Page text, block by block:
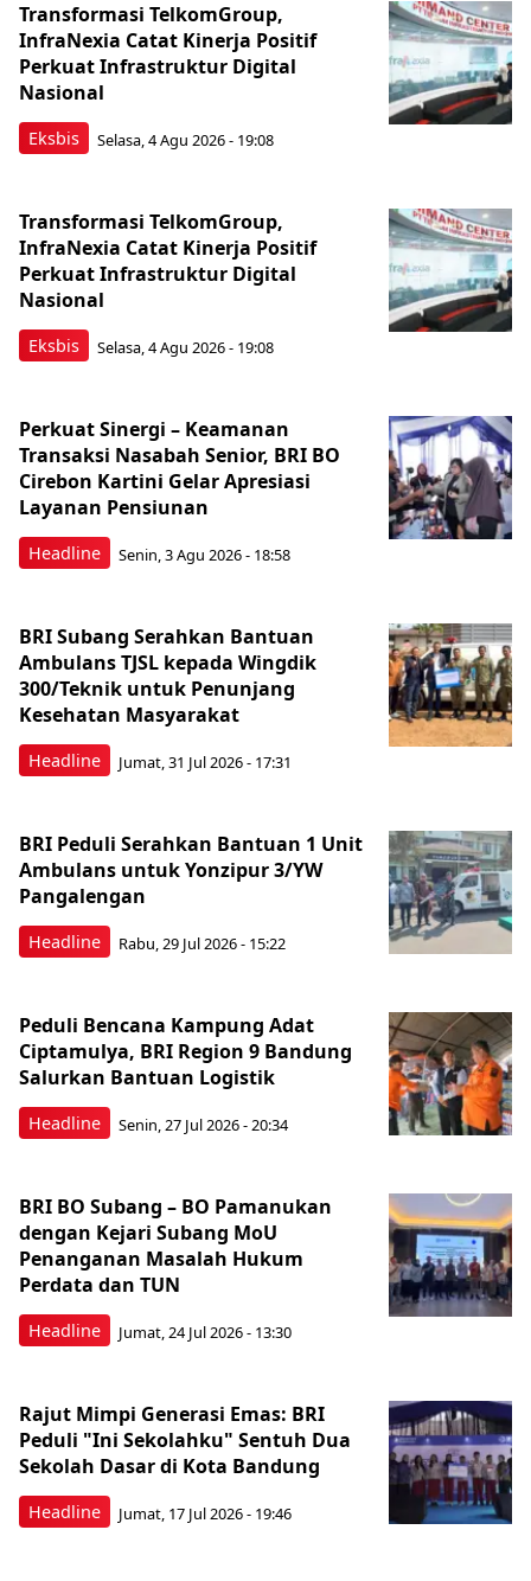
Eksbis
Transformasi TelkomGroup,
InfraNexia Catat Kinerja Positif
Perkuat Infrastruktur Digital
Nasional
Selasa, 4 Agu 2026 - 19:08
Eksbis
Transformasi TelkomGroup,
InfraNexia Catat Kinerja Positif
Perkuat Infrastruktur Digital
Nasional
Selasa, 4 Agu 2026 - 19:08
Headline
Perkuat Sinergi – Keamanan
Transaksi Nasabah Senior, BRI BO
Cirebon Kartini Gelar Apresiasi
Layanan Pensiunan
Senin, 3 Agu 2026 - 18:58
Headline
BRI Subang Serahkan Bantuan
Ambulans TJSL kepada Wingdik
300/Teknik untuk Penunjang
Kesehatan Masyarakat ​
Jumat, 31 Jul 2026 - 17:31
Headline
BRI Peduli Serahkan Bantuan 1 Unit
Ambulans untuk Yonzipur 3/YW
Pangalengan
Rabu, 29 Jul 2026 - 15:22
Headline
Peduli Bencana Kampung Adat
Ciptamulya, BRI Region 9 Bandung
Salurkan Bantuan Logistik
Senin, 27 Jul 2026 - 20:34
Headline
BRI BO Subang – BO Pamanukan
dengan Kejari Subang MoU
Penanganan Masalah Hukum
Perdata dan TUN
Jumat, 24 Jul 2026 - 13:30
Headline
Rajut Mimpi Generasi Emas: BRI
Peduli "Ini Sekolahku" Sentuh Dua
Sekolah Dasar di Kota Bandung
Jumat, 17 Jul 2026 - 19:46